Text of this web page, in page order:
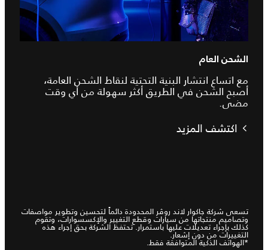
الشحن العام
مع اتساع انتشار البنية التحتية لنقاط الشحن العامة،
أصبح الشحن في الطريق أكثر سهولة من أي وقت
مضى.
اكتشف المزيد
تسعى شركة جاكوار لاند روڤر المحدودة دائماً لتحسين وتطوير مواصفات
وتصاميم منتجاتها من سيارات وقطع التغيير والإكسسوارات، وتقوم
كذلك بإجراء تعديلات عليها باستمرار. تحتفظ الشركة بحق إجراء هذه
التغييرات من دون إشعار.
*الهواتف الذكية المتوافقة فقط.